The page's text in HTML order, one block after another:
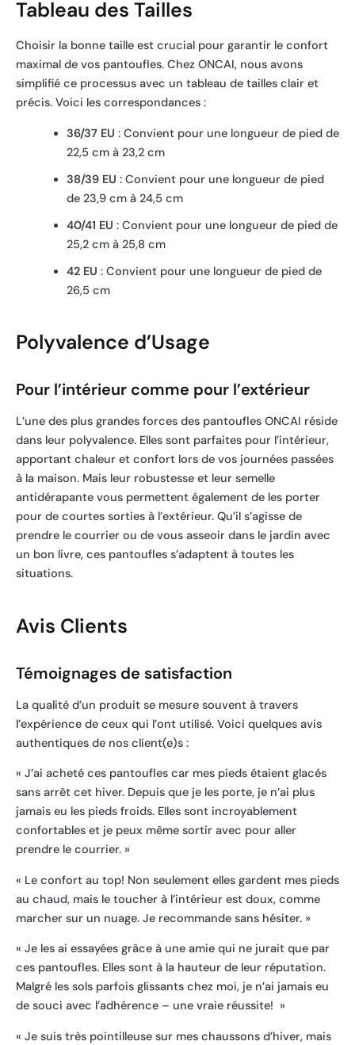
Tableau des Tailles
Choisir la bonne taille est crucial pour garantir le confort
maximal de vos pantoufles. Chez ONCAI, nous avons
simplifié ce processus avec un tableau de tailles clair et
précis. Voici les correspondances :
36/37 EU : Convient pour une longueur de pied de
22,5 cm à 23,2 cm
38/39 EU : Convient pour une longueur de pied
de 23,9 cm à 24,5 cm
40/41 EU : Convient pour une longueur de pied de
25,2 cm à 25,8 cm
42 EU : Convient pour une longueur de pied de
26,5 cm
Polyvalence d’Usage
Pour l’intérieur comme pour l’extérieur
L’une des plus grandes forces des pantoufles ONCAI réside
dans leur polyvalence. Elles sont parfaites pour l’intérieur,
apportant chaleur et confort lors de vos journées passées
à la maison. Mais leur robustesse et leur semelle
antidérapante vous permettent également de les porter
pour de courtes sorties à l’extérieur. Qu’il s’agisse de
prendre le courrier ou de vous asseoir dans le jardin avec
un bon livre, ces pantoufles s’adaptent à toutes les
situations.
Avis Clients
Témoignages de satisfaction
La qualité d’un produit se mesure souvent à travers
l’expérience de ceux qui l’ont utilisé. Voici quelques avis
authentiques de nos client(e)s :
« J’ai acheté ces pantoufles car mes pieds étaient glacés
sans arrêt cet hiver. Depuis que je les porte, je n’ai plus
jamais eu les pieds froids. Elles sont incroyablement
confortables et je peux même sortir avec pour aller
prendre le courrier. »
« Le confort au top! Non seulement elles gardent mes pieds
au chaud, mais le toucher à l’intérieur est doux, comme
marcher sur un nuage. Je recommande sans hésiter. »
« Je les ai essayées grâce à une amie qui ne jurait que par
ces pantoufles. Elles sont à la hauteur de leur réputation.
Malgré les sols parfois glissants chez moi, je n’ai jamais eu
de souci avec l’adhérence – une vraie réussite! »
« Je suis très pointilleuse sur mes chaussons d’hiver, mais